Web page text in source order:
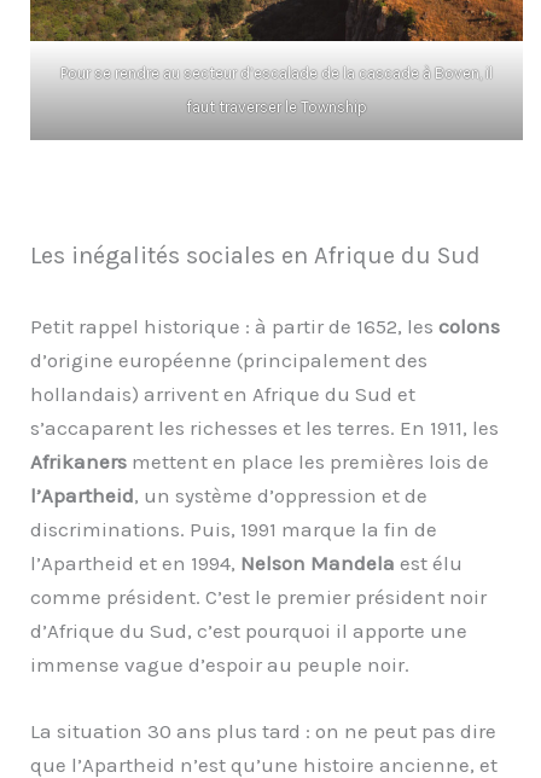
Pour se rendre au secteur d’escalade de la cascade à Boven, il
faut traverser le Township
Les inégalités sociales en Afrique du Sud
Petit rappel historique : à partir de 1652, les colons
d’origine européenne (principalement des
hollandais) arrivent en Afrique du Sud et
s’accaparent les richesses et les terres. En 1911, les
Afrikaners mettent en place les premières lois de
l’Apartheid, un système d’oppression et de
discriminations. Puis, 1991 marque la fin de
l’Apartheid et en 1994, Nelson Mandela est élu
comme président. C’est le premier président noir
d’Afrique du Sud, c’est pourquoi il apporte une
immense vague d’espoir au peuple noir.
La situation 30 ans plus tard : on ne peut pas dire
que l’Apartheid n’est qu’une histoire ancienne, et